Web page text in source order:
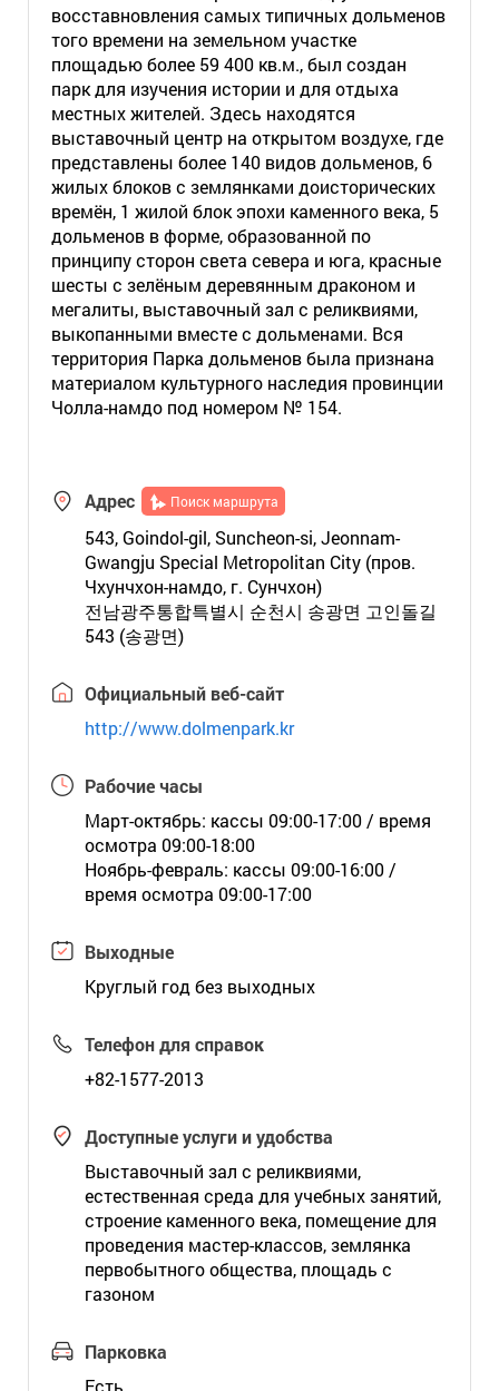
восставновления самых типичных дольменов
того времени на земельном участке
площадью более 59 400 кв.м., был создан
парк для изучения истории и для отдыха
местных жителей. Здесь находятся
выставочный центр на открытом воздухе, где
представлены более 140 видов дольменов, 6
жилых блоков с землянками доисторических
времён, 1 жилой блок эпохи каменного века, 5
дольменов в форме, образованной по
принципу сторон света севера и юга, красные
шесты с зелёным деревянным драконом и
мегалиты, выставочный зал с реликвиями,
выкопанными вместе с дольменами. Вся
территория Парка дольменов была признана
материалом культурного наследия провинции
Чолла-намдо под номером № 154.
Адрес Поиск маршрута
543, Goindol-gil, Suncheon-si, Jeonnam-
Gwangju Special Metropolitan City (пров.
Чхунчхон-намдо, г. Сунчхон)
전남광주통합특별시 순천시 송광면 고인돌길
543 (송광면)
Официальный веб-сайт
http://www.dolmenpark.kr
Рабочие часы
Март-октябрь: кассы 09:00-17:00 / время
осмотра 09:00-18:00
Ноябрь-февраль: кассы 09:00-16:00 /
время осмотра 09:00-17:00
Выходные
Круглый год без выходных
Телефон для справок
+82-1577-2013
Доступные услуги и удобства
Выставочный зал с реликвиями,
естественная среда для учебных занятий,
строение каменного века, помещение для
проведения мастер-классов, землянка
первобытного общества, площадь с
газоном
Парковка
Есть